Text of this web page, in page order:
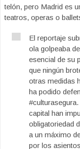
telón, pero Madrid es
teatros, operas o
El reportaje
ola golpeaba
esencial de su
que ningún
otras medidas
ha podido
capital han
obligatoriedad
a un máximo
por los